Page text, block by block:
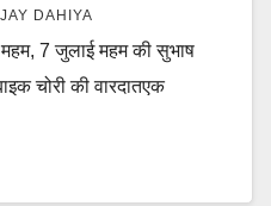
DAHIYA
महम, 7 जुलाई महम की सुभाष
चोरी की वारदातएक